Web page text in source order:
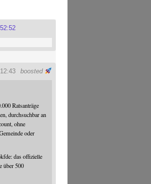
boosted
Ratsanträge
durchsuchbar an
ohne
oder
: das offizielle
über 500